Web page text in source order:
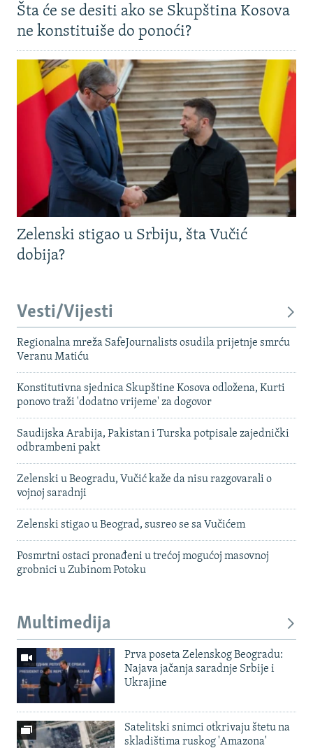
Šta će se desiti ako se Skupština Kosova
ne konstituiše do ponoći?
Zelenski stigao u Srbiju, šta Vučić
dobija?
Vesti/Vijesti
Regionalna mreža SafeJournalists osudila prijetnje smrću
Veranu Matiću
Konstitutivna sjednica Skupštine Kosova odložena, Kurti
ponovo traži 'dodatno vrijeme' za dogovor
Saudijska Arabija, Pakistan i Turska potpisale zajednički
odbrambeni pakt
Zelenski u Beogradu, Vučić kaže da nisu razgovarali o
vojnoj saradnji
Zelenski stigao u Beograd, susreo se sa Vučićem
Posmrtni ostaci pronađeni u trećoj mogućoj masovnoj
grobnici u Zubinom Potoku
Multimedija
Prva poseta Zelenskog Beogradu:
Najava jačanja saradnje Srbije i
Ukrajine
Satelitski snimci otkrivaju štetu na
skladištima ruskog 'Amazona'